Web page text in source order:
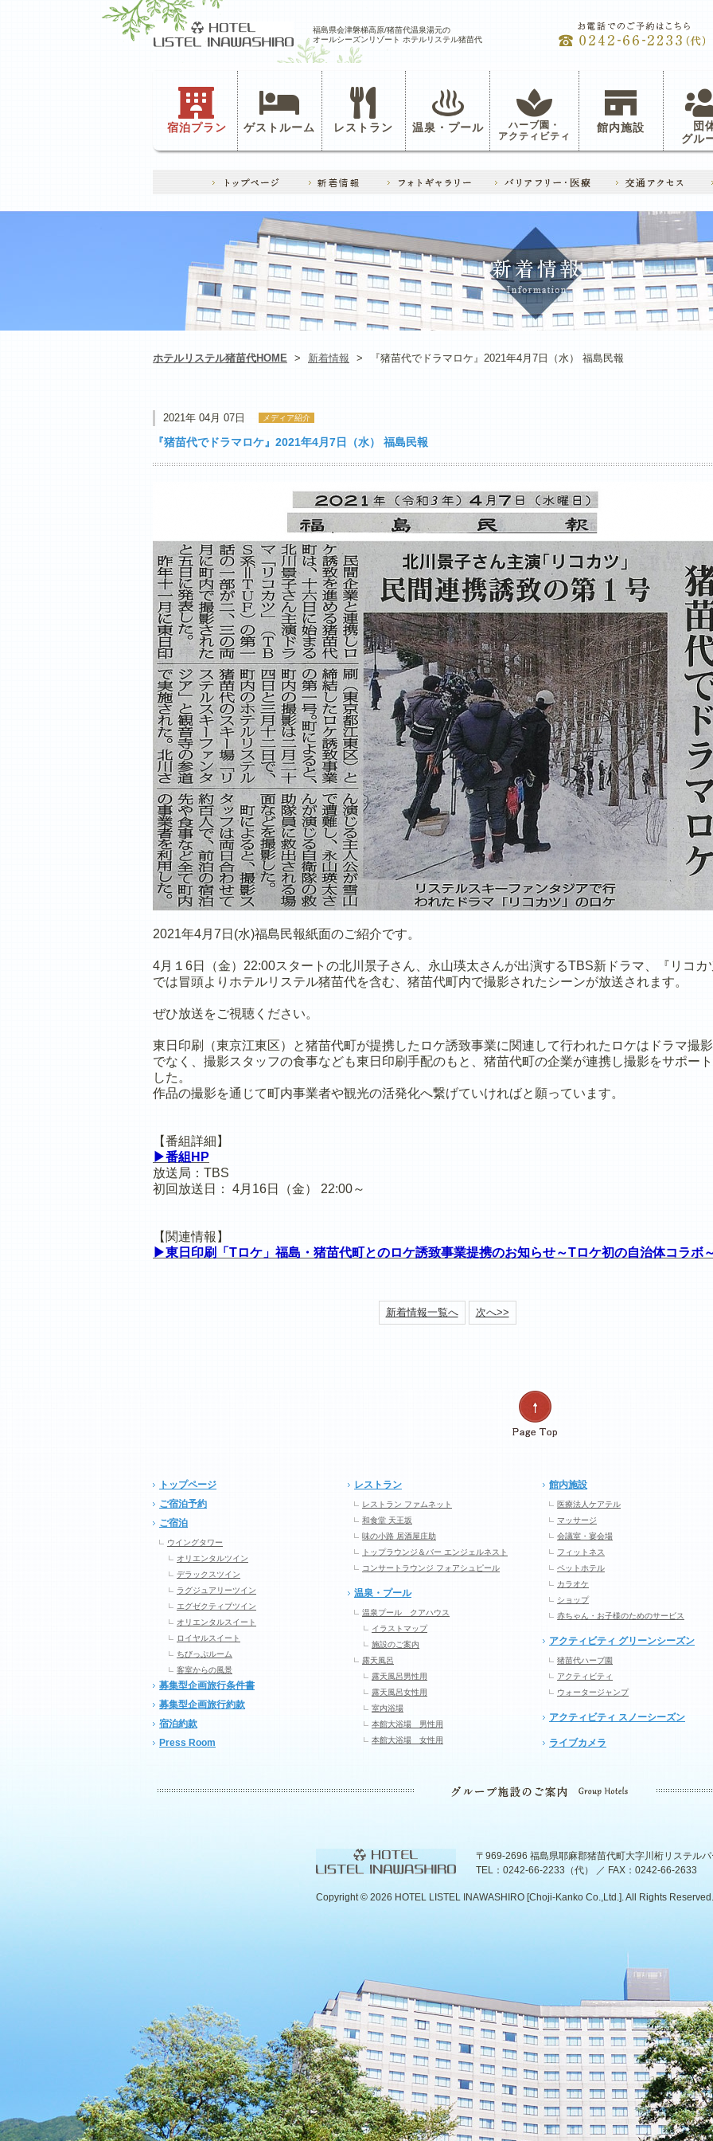
福島県会津磐梯高原/猪苗代温泉湯元の
オールシーズンリゾート ホテルリステル猪苗代
宿泊プラン ゲストルーム レストラン 温泉・プール ハーブ園・
アクティビティ
館内施設
団
グル
ホテルリステル猪苗代HOME > 新着情報 > 『猪苗代でドラマロケ』2021年4月7日（水） 福島民報
2021年 04月 07日 メディア紹介
『猪苗代でドラマロケ』2021年4月7日（水） 福島民報
2021年4月7日(水)福島民報紙面のご紹介です。
4月１6日（金）22:00スタートの北川景子さん、永山瑛太さんが出演するTBS新ドラマ、『リコカ
では冒頭よりホテルリステル猪苗代を含む、猪苗代町内で撮影されたシーンが放送されます。
ぜひ放送をご視聴ください。
東日印刷（東京江東区）と猪苗代町が提携したロケ誘致事業に関連して行われたロケはドラマ撮
でなく、撮影スタッフの食事なども東日印刷手配のもと、猪苗代町の企業が連携し撮影をサポー
した。
作品の撮影を通じて町内事業者や観光の活発化へ繋げていければと願っています。
【番組詳細】
▶番組HP
放送局：TBS
初回放送日： 4月16日（金） 22:00～
【関連情報】
▶東日印刷「Tロケ」福島・猪苗代町とのロケ誘致事業提携のお知らせ～Tロケ初の自治体コラボ
新着情報一覧へ 次へ>>
トップページ
ご宿泊予約
ご宿泊
ウイングタワー
オリエンタルツイン
デラックスツイン
ラグジュアリーツイン
エグゼクティブツイン
オリエンタルスイート
ロイヤルスイート
ちびっぷルーム
客室からの風景
募集型企画旅行条件書
募集型企画旅行約款
宿泊約款
Press Room
レストラン
レストラン ファムネット
和食堂 天王坂
味の小路 居酒屋庄助
トップラウンジ＆バー エンジェルネスト
コンサートラウンジ フォアシュピール
温泉・プール
温泉プール クアハウス
イラストマップ
施設のご案内
露天風呂
露天風呂男性用
露天風呂女性用
室内浴場
本館大浴場 男性用
本館大浴場 女性用
館内施設
医療法人ケアテル
マッサージ
会議室・宴会場
フィットネス
ペットホテル
カラオケ
ショップ
赤ちゃん・お子様のためのサービス
アクティビティ グリーンシーズン
猪苗代ハーブ園
アクティビティ
ウォータージャンプ
アクティビティ スノーシーズン
ライブカメラ
〒969-2696 福島県耶麻郡猪苗代町大字川桁リステル
TEL：0242-66-2233（代） ／ FAX：0242-66-2633
Copyright © 2026 HOTEL LISTEL INAWASHIRO [Choji-Kanko Co.,Ltd.]. All Rights Reserved.